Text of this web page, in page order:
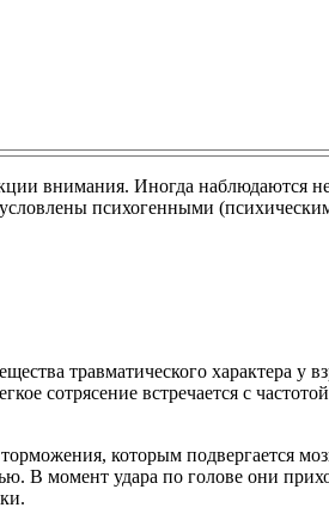
внимания. Иногда наблюдаются
психогенными
травматического характера у
сотрясение встречается с
которым подвергается
В момент удара по голове они